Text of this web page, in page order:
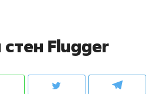
Flugger